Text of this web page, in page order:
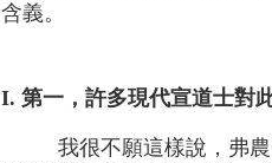
含義。
I. 第一，許多現代宣道士對
我很不願這樣說，弗